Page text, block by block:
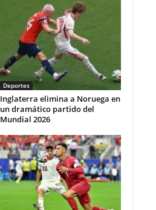
Deportes
Inglaterra elimina a Noruega en
un dramático partido del
Mundial 2026